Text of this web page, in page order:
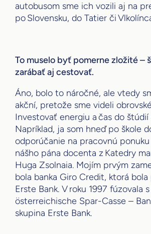
autobusom sme ich vozili aj na
po Slovensku, do Tatier či
To muselo byť pomerne zložité –
zarábať aj cestovať.
Áno, bolo to náročné, ale vtedy
akční, pretože sme videli
Investovať energiu a čas do štúdií
Napríklad, ja som hneď po škole
odporúčanie na pracovnú
nášho pána docenta z Katedry
Huga Zsolnaia. Mojím prvým
bola banka Giro Credit, ktorá
Erste Bank. V roku 1997 fúzovala
österreichische Spar-Casse –
skupina Erste Bank.